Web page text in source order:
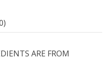
ARE FROM